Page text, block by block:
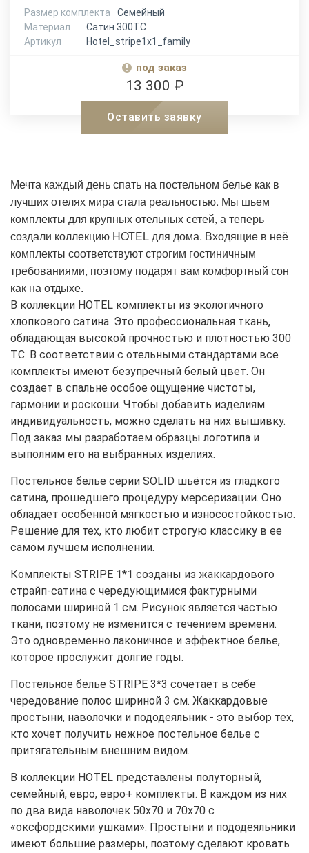
Размер комплекта
Семейный
Материал
Сатин 300ТС
Артикул
Hotel_stripe1x1_family
под заказ
13 300 ₽
Оставить заявку
Мечта каждый день спать на постельном белье как в
лучших отелях мира стала реальностью. Мы шьем
комплекты для крупных отельных сетей, а теперь
создали коллекцию HOTEL для дома. Входящие в неё
комплекты соответствуют строгим гостиничным
требованиями, поэтому подарят вам комфортный сон
как на отдыхе.
В коллекции HOTEL комплекты из экологичного
хлопкового сатина. Это профессиональная ткань,
обладающая высокой прочностью и плотностью 300
ТС. В соответствии с отельными стандартами все
комплекты имеют безупречный белый цвет. Он
создает в спальне особое ощущение чистоты,
гармонии и роскоши. Чтобы добавить изделиям
индивидуальность, можно сделать на них вышивку.
Под заказ мы разработаем образцы логотипа и
выполним его на выбранных изделиях.
Постельное белье серии SOLID шьётся из гладкого
сатина, прошедшего процедуру мерсеризации. Оно
обладает особенной мягкостью и износостойкостью.
Решение для тех, кто любит строгую классику в ее
самом лучшем исполнении.
Комплекты STRIPE 1*1 созданы из жаккардового
страйп-сатина с чередующимися фактурными
полосами шириной 1 см. Рисунок является частью
ткани, поэтому не изменится с течением времени.
Это одновременно лаконичное и эффектное белье,
которое прослужит долгие годы.
Постельное белье STRIPE 3*3 сочетает в себе
чередование полос шириной 3 см. Жаккардовые
простыни, наволочки и пододеяльник - это выбор тех,
кто хочет получить нежное постельное белье с
притягательным внешним видом.
В коллекции HOTEL представлены полуторный,
семейный, евро, евро+ комплекты. В каждом из них
по два вида наволочек 50х70 и 70х70 с
«оксфордскими ушками». Простыни и пододеяльники
имеют большие размеры, поэтому сделают кровать